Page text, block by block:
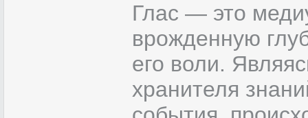
Глас — это
врожденную
его воли.
хранителя